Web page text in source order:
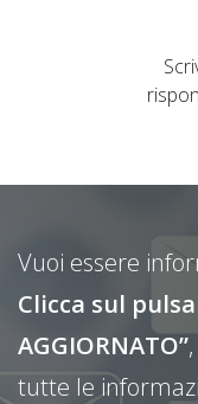
Vuoi essere
Clicca sul
AGGIORNATO”
tutte le